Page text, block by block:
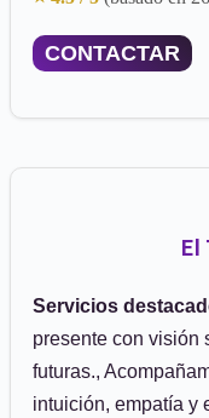
CONTACTAR
El
Servicios
presente con visión
futuras.,
intuición, empatía y